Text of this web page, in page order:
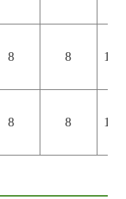
8 8 145
8 8 145